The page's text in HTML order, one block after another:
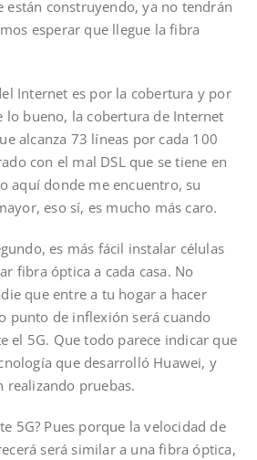
están construyendo, ya no tendrán
esperar que llegue la fibra
Internet es por la cobertura y por
lo bueno, la cobertura de Internet
alcanza 73 líneas por cada 100
con el mal DSL que se tiene en
aquí donde me encuentro, su
eso sí, es mucho más caro.
es más fácil instalar células
fibra óptica a cada casa. No
que entre a tu hogar a hacer
punto de inflexión será cuando
el 5G. Que todo parece indicar que
que desarrolló Huawei, y
realizando pruebas.
5G? Pues porque la velocidad de
será similar a una fibra óptica,